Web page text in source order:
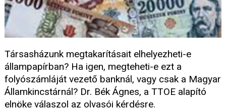
Társasházunk megtakarításait elhelyezheti-e
állampapírban? Ha igen, megteheti-e ezt a
folyószámláját vezető banknál, vagy csak a Magyar
Államkincstárnál? Dr. Bék Ágnes, a TTOE alapító
elnöke válaszol az olvasói kérdésre.